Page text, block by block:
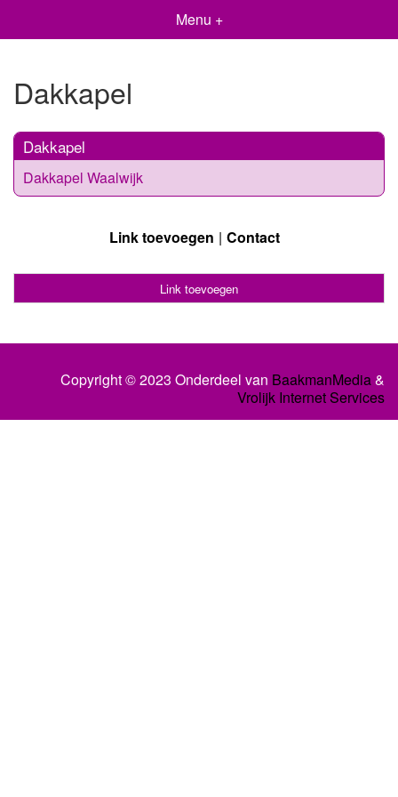
Menu +
Dakkapel
Dakkapel
Dakkapel Waalwijk
Link toevoegen Contact
Link toevoegen
Copyright © 2023 Onderdeel van BaakmanMedia&
Vrolijk Internet Services